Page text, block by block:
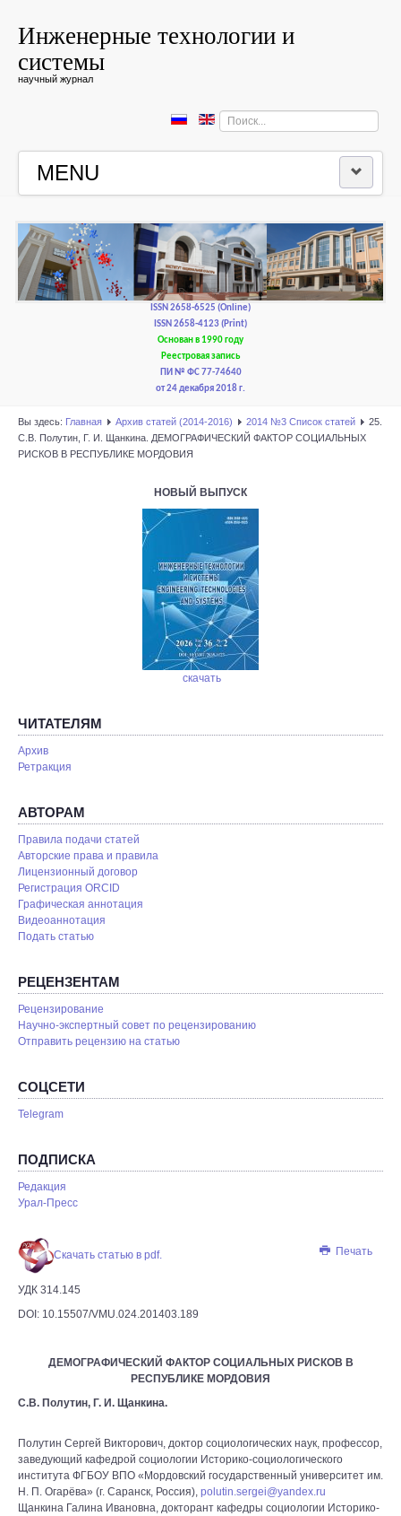
Инженерные технологии и
системы
научный журнал
Искать...
MENU
РЕДКОЛЛЕГИЯ
РЕДАКЦИОННАЯ ПОЛИТИКА И ЭТИКА
ISSN 2658-6525 (Online)
ISSN 2658-4123 (Print)
Основан в 1990 году
Реестровая запись
ПИ № ФС 77-74640
от 24 декабря 2018 г.
Вы здесь: Главная Архив статей (2014-2016) 2014 №3 Список статей
25.
С.В. Полутин, Г. И. Щанкина. ДЕМОГРАФИЧЕСКИЙ ФАКТОР СОЦИАЛЬНЫХ
РИСКОВ В РЕСПУБЛИКЕ МОРДОВИЯ
НОВЫЙ ВЫПУСК
скачать
ЧИТАТЕЛЯМ
Архив
Ретракция
АВТОРАМ
Правила подачи статей
Авторские права и правила
Лицензионный договор
Регистрация ORCID
Графическая аннотация
Видеоаннотация
Подать статью
РЕЦЕНЗЕНТАМ
Рецензирование
Научно-экспертный совет по рецензированию
Отправить рецензию на статью
СОЦСЕТИ
Telegram
ПОДПИСКА
Редакция
Урал-Пресс
Печать
Скачать статью в pdf.
УДК 314.145
DOI: 10.15507/VMU.024.201403.189
ДЕМОГРАФИЧЕСКИЙ ФАКТОР СОЦИАЛЬНЫХ РИСКОВ В
РЕСПУБЛИКЕ МОРДОВИЯ
С.В. Полутин, Г. И. Щанкина.
Полутин Сергей Викторович, доктор социологических наук, профессор,
заведующий кафедрой социологии Историко-социологического
института ФГБОУ ВПО «Мордовский государственный университет им.
Н. П. Огарёва» (г. Саранск, Россия), polutin.sergei@yandex.ru
Щанкина Галина Ивановна, докторант кафедры социологии Историко-